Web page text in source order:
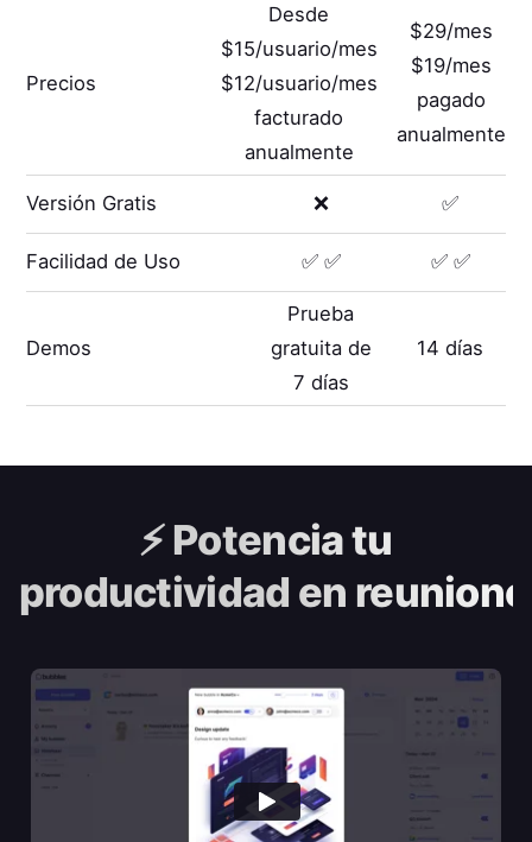
Precios
Desde
$15/usuario/mes
$12/usuario/mes
facturado
anualmente
$29/mes
$19/mes
pagado
anualmente
Versión Gratis ❌ ✅
Facilidad de Uso ✅ ✅ ✅ ✅
Demos
Prueba
gratuita de
7 días
14 días
⚡️Potencia tu
productividad en